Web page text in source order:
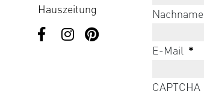
Hauszeitung
Nachname
E-Mail *
CAPTCHA